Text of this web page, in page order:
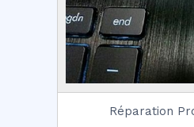
Réparation